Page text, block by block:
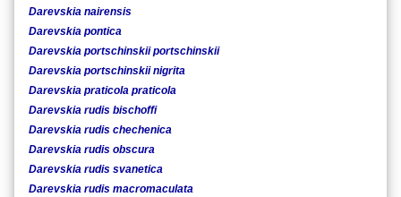
Darevskia nairensis
Darevskia pontica
Darevskia portschinskii portschinskii
Darevskia portschinskii nigrita
Darevskia praticola praticola
Darevskia rudis bischoffi
Darevskia rudis chechenica
Darevskia rudis obscura
Darevskia rudis svanetica
Darevskia rudis macromaculata